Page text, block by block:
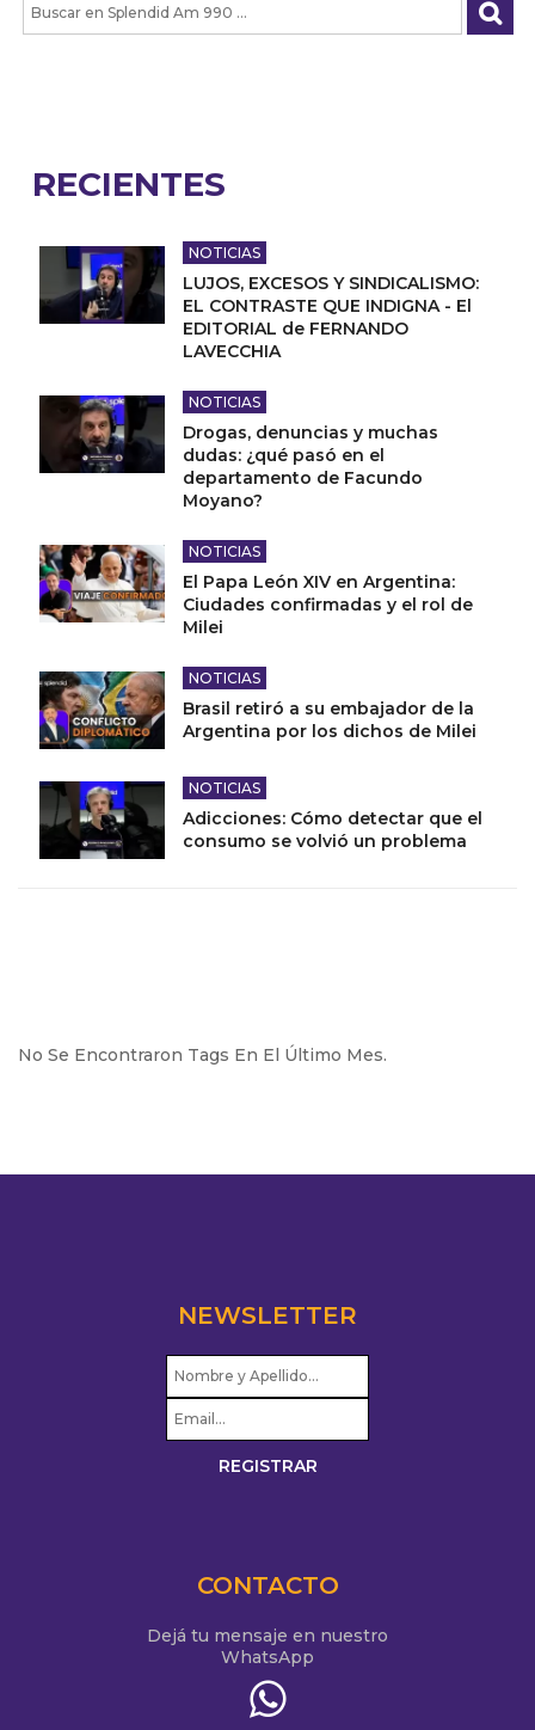
RECIENTES
NOTICIAS
LUJOS, EXCESOS Y SINDICALISMO:
EL CONTRASTE QUE INDIGNA - El
EDITORIAL de FERNANDO
LAVECCHIA
NOTICIAS
Drogas, denuncias y muchas
dudas: ¿qué pasó en el
departamento de Facundo
Moyano?
NOTICIAS
El Papa León XIV en Argentina:
Ciudades confirmadas y el rol de
Milei
NOTICIAS
Brasil retiró a su embajador de la
Argentina por los dichos de Milei
NOTICIAS
Adicciones: Cómo detectar que el
consumo se volvió un problema
No Se Encontraron Tags En El Último Mes.
NEWSLETTER
CONTACTO
Dejá tu mensaje en nuestro
WhatsApp